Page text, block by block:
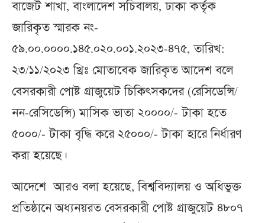
বাজেট শাখা, বাংলাদেশ সচিবালয়, ঢাকা কর্তৃক
জারিকৃত স্মারক নং-
৫৯.০০.০০০০.১৪৫.০২০.০০১.২০২৩-৪৭৫, তারিখ:
২৩/১১/২০২৩ খ্রিঃ মোতাবেক জারিকৃত আদেশ বলে
বেসরকারী পোষ্ট গ্রাজুয়েট চিকিৎসকদের (রেসিডেন্সি/
নন-রেসিডেন্সি) মাসিক ভাতা ২০০০০/- টাকা হতে
৫০০০/- টাকা বৃদ্ধি করে ২৫০০০/- টাকা হারে নির্ধারণ
করা হয়েছে।
আদেশে আরও বলা হয়েছে, বিশ্ববিদ্যালয় ও অধিভুক্ত
প্রতিষ্ঠানে অধ্যনয়রত বেসরকারী পোষ্ট গ্রাজুয়েট ৪৮০৭